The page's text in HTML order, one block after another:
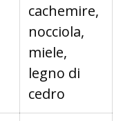
cachemire,
nocciola,
miele,
legno di
cedro